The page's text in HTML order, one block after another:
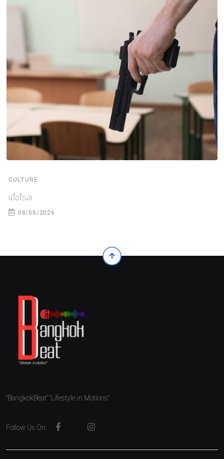
CULTURE
เมื่อโรงเ
08/08/2026
“BangkokBeat” “Lifestyle in Motions”
Follow Us On: